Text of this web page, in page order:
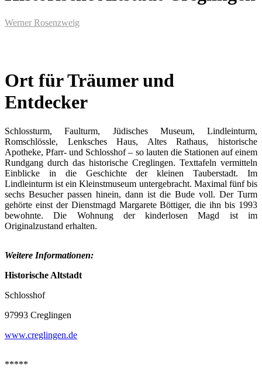
Werner Rosenzweig
Ort für Träumer und
Entdecker
Schlossturm, Faulturm, Jüdisches Museum, Lindleinturm,
Romschlössle, Lenksches Haus, Altes Rathaus, historische
Apotheke, Pfarr- und Schlosshof – so lauten die Stationen auf einem
Rundgang durch das historische Creglingen. Texttafeln vermitteln
Einblicke in die Geschichte der kleinen Tauberstadt. Im
Lindleinturm ist ein Kleinstmuseum untergebracht. Maximal fünf bis
sechs Besucher passen hinein, dann ist die Bude voll. Der Turm
gehörte einst der Dienstmagd Margarete Böttiger, die ihn bis 1993
bewohnte. Die Wohnung der kinderlosen Magd ist im
Originalzustand erhalten.
Weitere Informationen:
Historische Altstadt
Schlosshof
97993 Creglingen
www.creglingen.de
*****